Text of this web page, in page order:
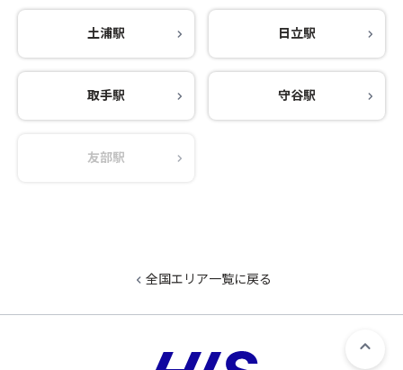
土浦駅 日立駅
取手駅 守谷駅
友部駅
全国エリア一覧に戻る